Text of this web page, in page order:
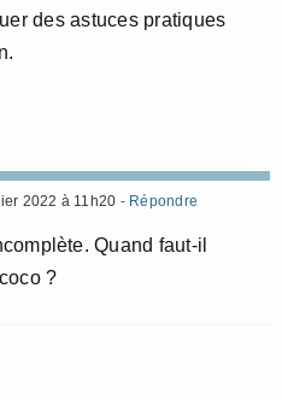
des astuces pratiques
2022 à 11h20 - Répondre
Quand faut-il
?